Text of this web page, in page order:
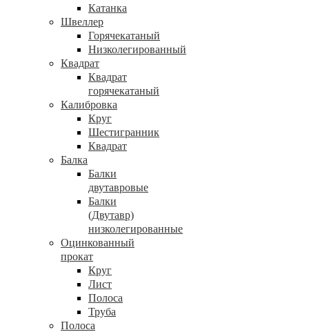
Катанка
Швеллер
Горячекатаный
Низколегированный
Квадрат
Квадрат
горячекатаный
Калибровка
Круг
Шестигранник
Квадрат
Балка
Балки
двутавровые
Балки
(Двутавр)
низколегированные
Оцинкованный
прокат
Круг
Лист
Полоса
Труба
Полоса